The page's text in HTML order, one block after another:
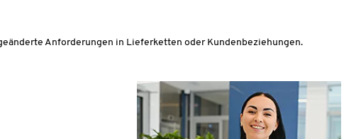
Anforderungen in Lieferketten oder Kundenbeziehungen.